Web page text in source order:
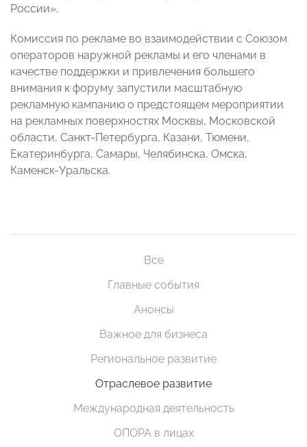
России».
Комиссия по рекламе во взаимодействии с Союзом
операторов наружной рекламы и его членами в
качестве поддержки и привлечения большего
внимания к форуму запустили масштабную
рекламную кампанию о предстоящем мероприятии
на рекламных поверхностях Москвы, Московской
области, Санкт-Петербурга, Казани, Тюмени,
Екатеринбурга, Самары, Челябинска, Омска,
Каменск-Уральска.
Все
Главные события
Анонсы
Важное для бизнеса
Региональное развитие
Отраслевое развитие
Международная деятельность
ОПОРА в лицах